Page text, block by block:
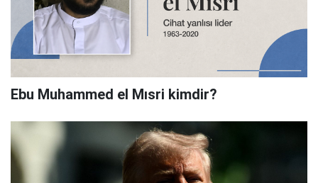
Ebu Muhammed el Mısri kimdir?